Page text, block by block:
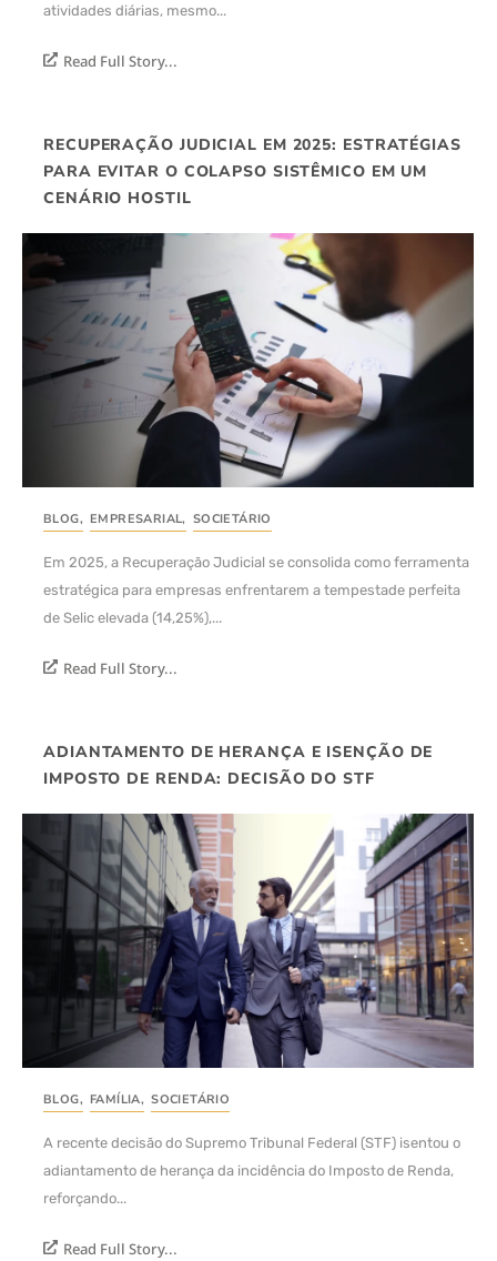
atividades diárias, mesmo...
Read Full Story...
RECUPERAÇÃO JUDICIAL EM 2025: ESTRATÉGIAS
PARA EVITAR O COLAPSO SISTÊMICO EM UM
CENÁRIO HOSTIL
BLOG, EMPRESARIAL, SOCIETÁRIO
Em 2025, a Recuperação Judicial se consolida como ferramenta
estratégica para empresas enfrentarem a tempestade perfeita
de Selic elevada (14,25%),...
Read Full Story...
ADIANTAMENTO DE HERANÇA E ISENÇÃO DE
IMPOSTO DE RENDA: DECISÃO DO STF
BLOG, FAMÍLIA, SOCIETÁRIO
A recente decisão do Supremo Tribunal Federal (STF) isentou o
adiantamento de herança da incidência do Imposto de Renda,
reforçando...
Read Full Story...